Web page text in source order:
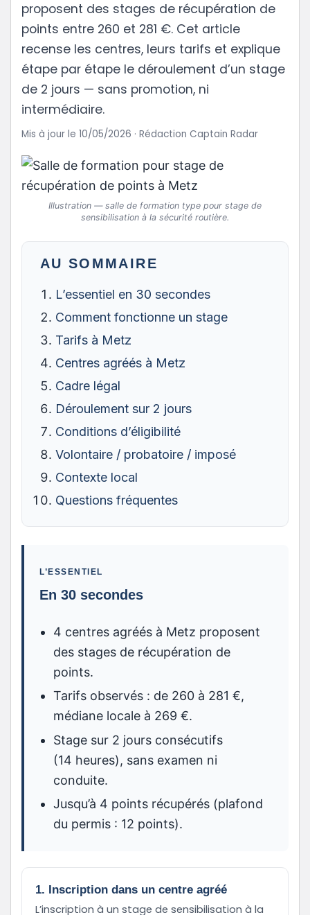
proposent des stages de récupération de
points entre 260 et 281 €. Cet article
recense les centres, leurs tarifs et explique
étape par étape le déroulement d’un stage
de 2 jours — sans promotion, ni
intermédiaire.
Mis à jour le 10/05/2026 · Rédaction Captain Radar
Illustration — salle de formation type pour stage de
sensibilisation à la sécurité routière.
AU SOMMAIRE
L’essentiel en 30 secondes
Comment fonctionne un stage
Tarifs à Metz
Centres agréés à Metz
Cadre légal
Déroulement sur 2 jours
Conditions d’éligibilité
Volontaire / probatoire / imposé
Contexte local
Questions fréquentes
L’ESSENTIEL
En 30 secondes
4 centres agréés à Metz proposent
des stages de récupération de
points.
Tarifs observés : de 260 à 281 €,
médiane locale à 269 €.
Stage sur 2 jours consécutifs
(14 heures), sans examen ni
conduite.
Jusqu’à 4 points récupérés (plafond
du permis : 12 points).
1. Inscription dans un centre agréé
L’inscription à un stage de sensibilisation à la